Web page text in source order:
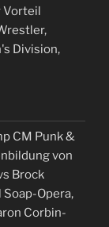
Vorteil
Division,
CM Punk &
von
Brock
Opera,
Corbin-